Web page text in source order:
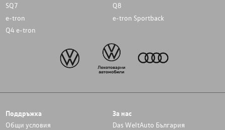
SQ7
Q8
e-tron
e-tron Sportback
Q4 e-tron
Поддръжка
Общи условия
За нас
Das WeltAuto България